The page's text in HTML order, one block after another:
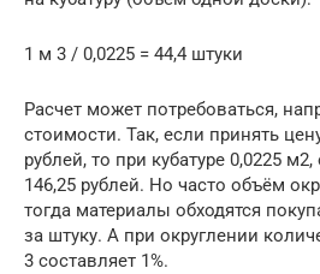
1 м 3 / 0,0225 = 44,4 штуки
Расчет может потребоваться,
стоимости. Так, если принять
рублей, то при кубатуре 0,0225
146,25 рублей. Но часто объём
тогда материалы обходятся
за штуку. А при округлении
3 составляет 1%.